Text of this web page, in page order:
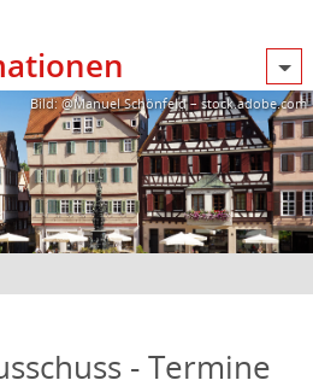
Bild: @Manuel Schönfeld – stock.adobe.com
- Termine